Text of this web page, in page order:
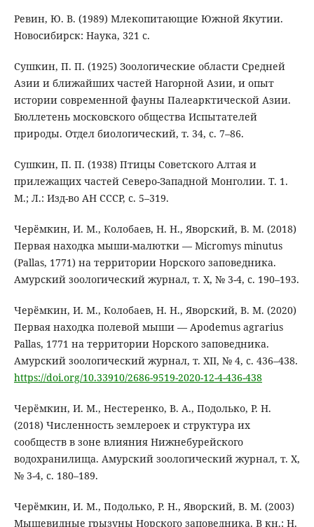
Ревин, Ю. В. (1989) Млекопитающие Южной Якутии.
Новосибирск: Наука, 321 с.
Сушкин, П. П. (1925) Зоологические области Средней
Азии и ближайших частей Нагорной Азии, и опыт
истории современной фауны Палеарктической Азии.
Бюллетень московского общества Испытателей
природы. Отдел биологический, т. 34, с. 7–86.
Сушкин, П. П. (1938) Птицы Советского Алтая и
прилежащих частей Северо-Западной Монголии. Т. 1.
М.; Л.: Изд-во АН СССР, с. 5–319.
Черёмкин, И. М., Колобаев, Н. Н., Яворский, В. М. (2018)
Первая находка мыши-малютки — Micromys minutus
(Pallas, 1771) на территории Норского заповедника.
Амурский зоологический журнал, т. X, № 3-4, с. 190–193.
Черёмкин, И. М., Колобаев, Н. Н., Яворский, В. М. (2020)
Первая находка полевой мыши — Apodemus agrarius
Pallas, 1771 на территории Норского заповедника.
Амурский зоологический журнал, т. XII, № 4, с. 436–438.
https://doi.org/10.33910/2686-9519-2020-12-4-436-438
Черёмкин, И. М., Нестеренко, В. А., Подолько, Р. Н.
(2018) Численность землероек и структура их
сообществ в зоне влияния Нижнебурейского
водохранилища. Амурский зоологический журнал, т. X,
№ 3-4, с. 180–189.
Черёмкин, И. М., Подолько, Р. Н., Яворский, В. М. (2003)
Мышевидные грызуны Норского заповедника. В кн.: Н.